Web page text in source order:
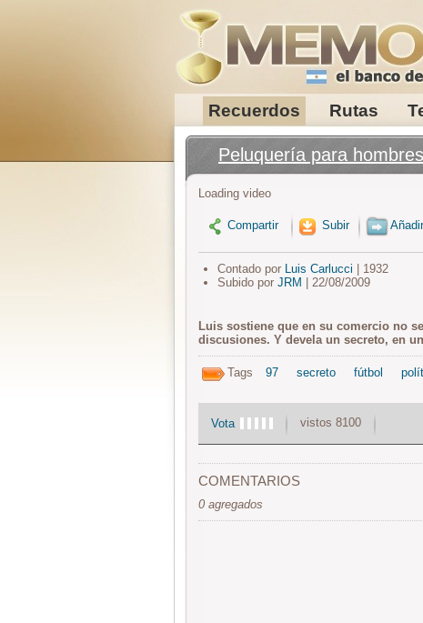
Recuerdos Rutas
Peluquería para
Loading video
Compartir Subir
Contado por Luis Carlucci | 1932
Subido por JRM | 22/08/2009
Luis sostiene que en su comercio no
discusiones. Y devela un secreto, en
Tags 97 secreto fútbol
Vota vistos 8100
COMENTARIOS
0 agregados